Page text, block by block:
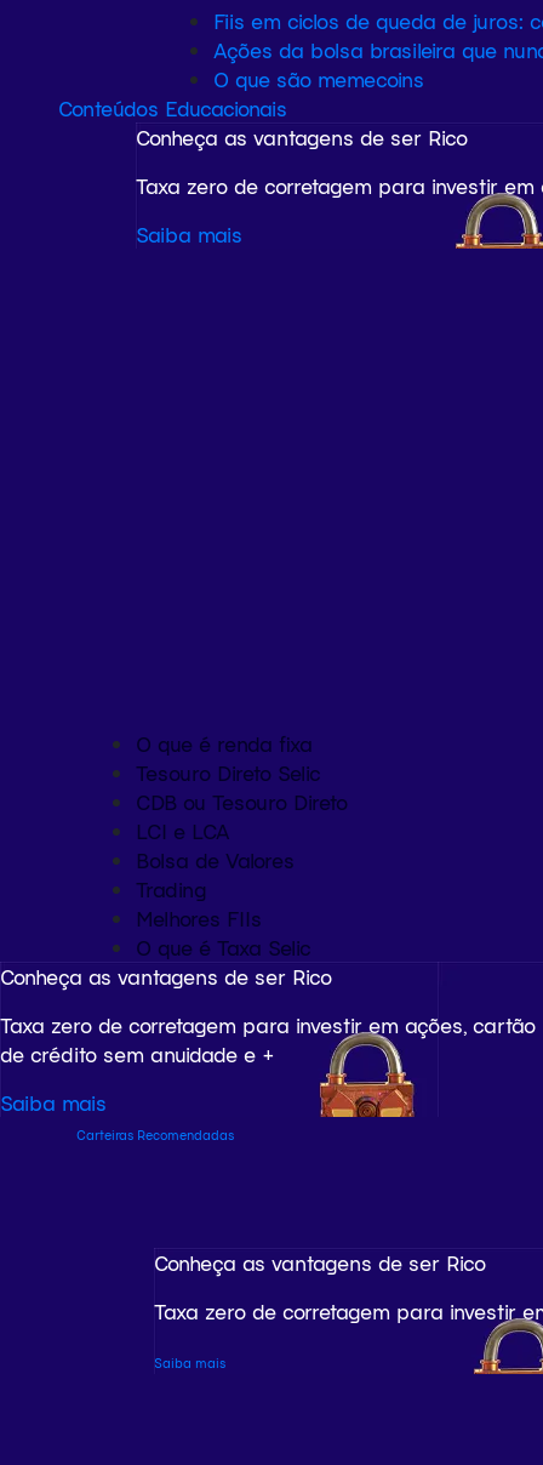
Fiis em ciclos de queda de juros:
Ações da bolsa brasileira que
O que são memecoins
Conteúdos Educacionais
Conheça as vantagens de ser Rico
Taxa zero de corretagem para investir
Saiba mais
O que é renda fixa
Tesouro Direto Selic
CDB ou Tesouro Direto
LCI e LCA
Bolsa de Valores
Trading
Melhores FIIs
O que é Taxa Selic
Conheça as vantagens de ser Rico
Taxa zero de corretagem para investir em ações, cartão
de crédito sem anuidade e +
Saiba mais
Carteiras Recomendadas
Conheça as vantagens de ser Rico
Taxa zero de corretagem para investir
Saiba mais